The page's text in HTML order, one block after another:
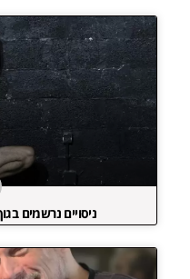
ניסויים נרשמים